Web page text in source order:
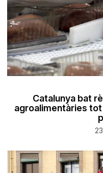
Catalunya bat
agroalimentàries